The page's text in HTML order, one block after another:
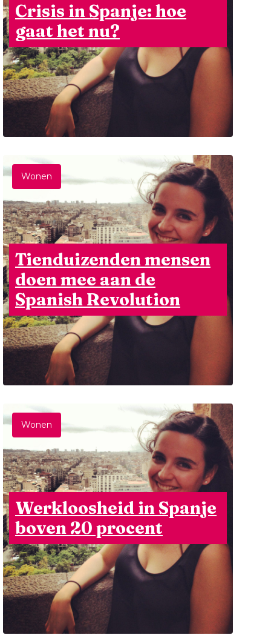
Crisis in Spanje: hoe
gaat het nu?
Wonen
Tienduizenden mensen
doen mee aan de
Spanish Revolution
Wonen
Werkloosheid in Spanje
boven 20 procent